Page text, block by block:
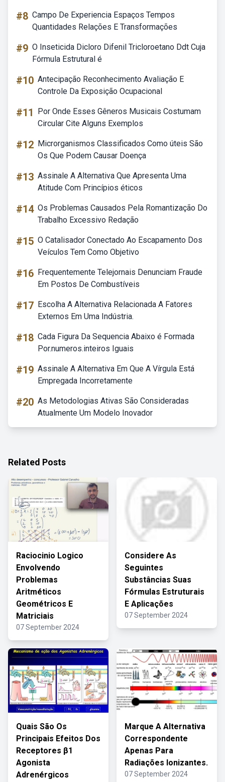
#8 Campo De Experiencia Espaços Tempos
Quantidades Relações E Transformações
#9 O Inseticida Dicloro Difenil Tricloroetano Ddt Cuja
Fórmula Estrutural é
#10 Antecipação Reconhecimento Avaliação E
Controle Da Exposição Ocupacional
#11
Por Onde Esses Gêneros Musicais Costumam
Circular Cite Alguns Exemplos
#12 Microrganismos Classificados Como úteis São
Os Que Podem Causar Doença
#13 Assinale A Alternativa Que Apresenta Uma
Atitude Com Princípios éticos
#14 Os Problemas Causados Pela Romantização Do
Trabalho Excessivo Redação
#15 O Catalisador Conectado Ao Escapamento Dos
Veículos Tem Como Objetivo
#16 Frequentemente Telejornais Denunciam Fraude
Em Postos De Combustíveis
#17 Escolha A Alternativa Relacionada A Fatores
Externos Em Uma Indústria.
#18 Cada Figura Da Sequencia Abaixo é Formada
Por.numeros.inteiros Iguais
#19 Assinale A Alternativa Em Que A Vírgula Está
Empregada Incorretamente
#20 As Metodologias Ativas São Consideradas
Atualmente Um Modelo Inovador
Related Posts
Raciocinio Logico
Envolvendo
Problemas
Aritméticos
Geométricos E
Matriciais
07 September 2024
Considere As
Seguintes
Substâncias Suas
Fórmulas Estruturais
E Aplicações
07 September 2024
Quais São Os
Principais Efeitos Dos
Receptores β1
Agonista
Adrenérgicos
Marque A Alternativa
Correspondente
Apenas Para
Radiações Ionizantes.
07 September 2024